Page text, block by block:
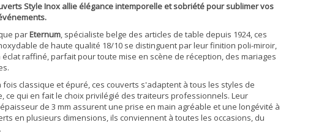
Style Inox allie élégance intemporelle et sobriété pour sublimer vos
parEternum, spécialiste belge des articles de table depuis 1924, ces
de haute qualité 18/10 se distinguent par leur finition poli-miroir,
raffiné, parfait pour toute mise en scène de réception, des mariages
fois classique et épuré, ces couverts s'adaptent à tous les styles de
ce qui en fait le choix privilégié des traiteurs professionnels. Leur
de 3 mm assurent une prise en main agréable et une longévité à
en plusieurs dimensions, ils conviennent à toutes les occasions, du